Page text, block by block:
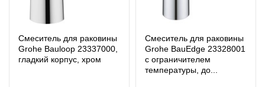
Смеситель для раковины
Grohe Bauloop 23337000,
гладкий корпус, хром
Смеситель для раковины
Grohe BauEdge 23328001
с ограничителем
температуры, до...